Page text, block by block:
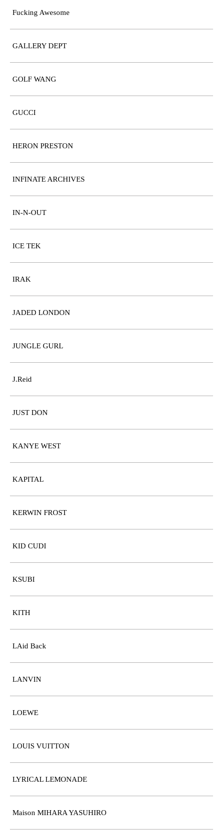
Fucking Awesome
GALLERY DEPT
GOLF WANG
GUCCI
HERON PRESTON
INFINATE ARCHIVES
IN-N-OUT
ICE TEK
IRAK
JADED LONDON
JUNGLE GURL
J.Reid
JUST DON
KANYE WEST
KAPITAL
KERWIN FROST
KID CUDI
KSUBI
KITH
LAid Back
LANVIN
LOEWE
LOUIS VUITTON
LYRICAL LEMONADE
Maison MIHARA YASUHIRO